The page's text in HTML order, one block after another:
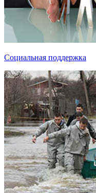
Социальная поддержка